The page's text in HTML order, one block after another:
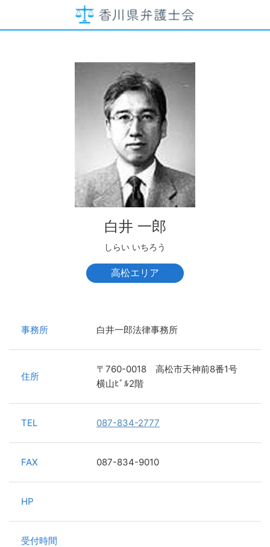
白井 一郎
しらい いちろう
高松エリア
事務所 白井一郎法律事務所
住所
〒760-0018 高松市天神前8番1号
横山ﾋﾞﾙ2階
TEL 087-834-2777
FAX 087-834-9010
HP
受付時間